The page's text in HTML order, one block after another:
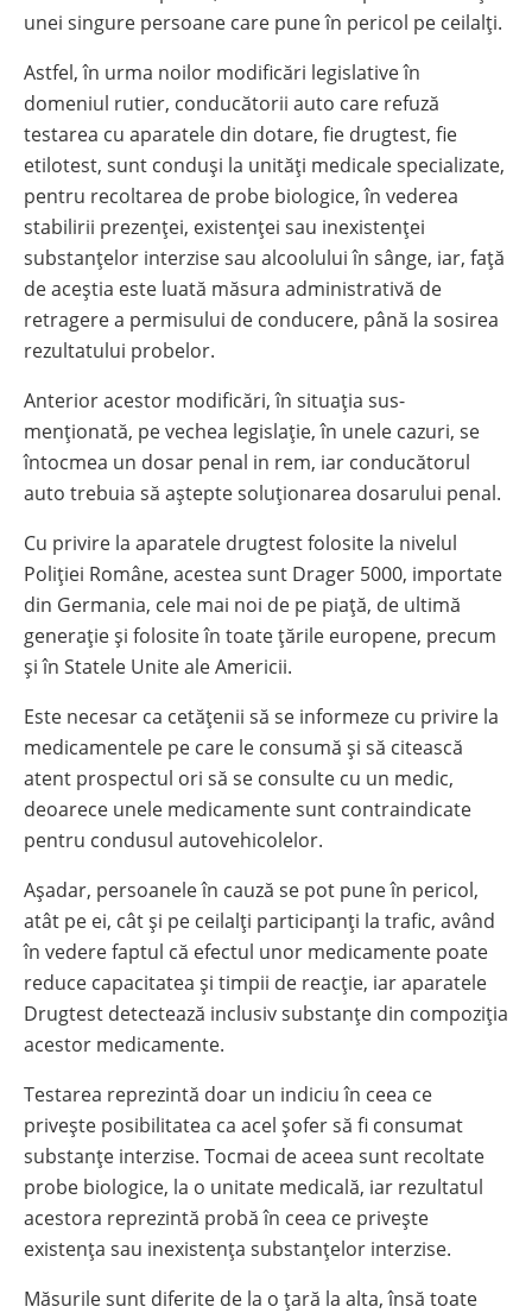
unei singure persoane care pune în pericol pe ceilalți.
Astfel, în urma noilor modificări legislative în
domeniul rutier, conducătorii auto care refuză
testarea cu aparatele din dotare, fie drugtest, fie
etilotest, sunt conduși la unități medicale specializate,
pentru recoltarea de probe biologice, în vederea
stabilirii prezenței, existenței sau inexistenței
substanțelor interzise sau alcoolului în sânge, iar, față
de aceștia este luată măsura administrativă de
retragere a permisului de conducere, până la sosirea
rezultatului probelor.
Anterior acestor modificări, în situația sus-
menționată, pe vechea legislație, în unele cazuri, se
întocmea un dosar penal in rem, iar conducătorul
auto trebuia să aștepte soluționarea dosarului penal.
Cu privire la aparatele drugtest folosite la nivelul
Poliției Române, acestea sunt Drager 5000, importate
din Germania, cele mai noi de pe piață, de ultimă
generație și folosite în toate țările europene, precum
și în Statele Unite ale Americii.
Este necesar ca cetățenii să se informeze cu privire la
medicamentele pe care le consumă și să citească
atent prospectul ori să se consulte cu un medic,
deoarece unele medicamente sunt contraindicate
pentru condusul autovehicolelor.
Așadar, persoanele în cauză se pot pune în pericol,
atât pe ei, cât și pe ceilalți participanți la trafic, având
în vedere faptul că efectul unor medicamente poate
reduce capacitatea și timpii de reacție, iar aparatele
Drugtest detectează inclusiv substanțe din compoziția
acestor medicamente.
Testarea reprezintă doar un indiciu în ceea ce
privește posibilitatea ca acel șofer să fi consumat
substanțe interzise. Tocmai de aceea sunt recoltate
probe biologice, la o unitate medicală, iar rezultatul
acestora reprezintă probă în ceea ce privește
existența sau inexistența substanțelor interzise.
Măsurile sunt diferite de la o țară la alta, însă toate